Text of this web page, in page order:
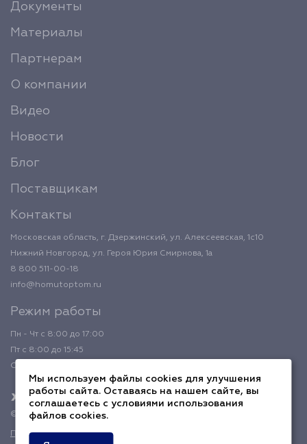
Документы
Материалы
Партнерам
О компании
Видео
Новости
Блог
Поставщикам
Контакты
Московская область, г. Дзержинский, ул. Алексеевская, 1с10
Нижний Новгород, ул. Героя Юрия Смирнова, 1а
8 800 511-00-18
info@homutoptom.ru
Режим работы
Пн - Чт с 8:00 до 17:00
Пт с 8:00 до 15:45
Обед с 12:00 до 12:45
© 2026 ХомутОптом
Политика конфиденциальности
Мы используем файлы cookies для улучшения
работы сайта. Оставаясь на нашем сайте, вы
соглашаетесь с условиями использования
файлов cookies.